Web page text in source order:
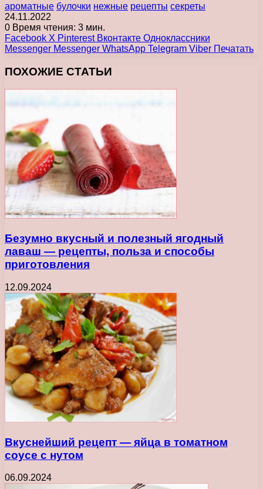
ароматные булочки нежные рецепты секреты
24.11.2022
0 Время чтения: 3 мин.
Facebook X Pinterest Вконтакте Одноклассники
Messenger Messenger WhatsApp Telegram Viber Печатать
ПОХОЖИЕ СТАТЬИ
Безумно вкусный и полезный ягодный
лаваш — рецепты, польза и способы
приготовления
12.09.2024
Вкуснейший рецепт — яйца в томатном
соусе с нутом
06.09.2024